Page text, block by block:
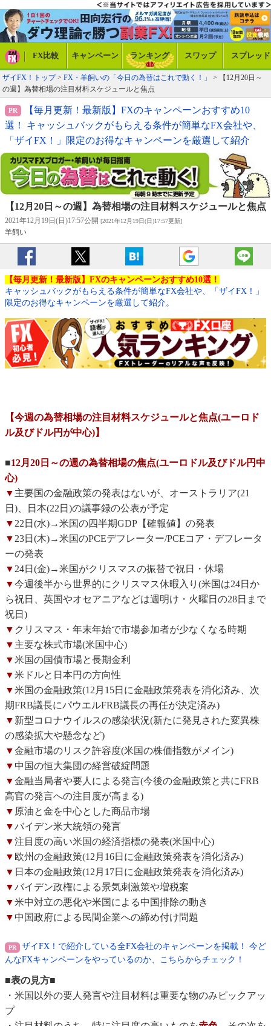
FX比較 キャンペーン ランキング スワップ スプレッド
ザイFX！トップ> FX・羊飼いの「今日の為替はこれで動く！」
> 【12月20日～
の週】為替相場の注目材料スケジュールと焦点
【毎月更新！最新版】FXのキャンペーンおすすめ10
選！ キャッシュバックがもらえる条件が簡単なFX会社や、
「ザイFX！」限定のお得なキャンペーンを厳選して紹介
【12月20日～の週】為替相場の注目材料スケジュールと焦点
2021年12月19日(日)17:57公開 [2021年12月19日(日)17:57更新]
羊飼い
【毎月更新！最新版】FXのキャンペーンおすすめ10選！
キャッシュバックがもらえる条件が簡単なFX会社や、「ザイFX！」
限定のお得なキャンペーンを厳選して紹介。
【今週の為替相場の注目材料スケジュールと焦点(ユーロド
ル及びドル円が中心)】
■12月20日～の週の為替相場の焦点(ユーロドル及びドル円中
心)
▼ 主要国の金融政策の発表はないが、オーストラリア(21
日)、日本(22日)の議事録の公表が予定
▼22日(水)→米国の四半期GDP【確報値】の発表
▼23日(木)→米国のPCEデフレーター/PCEコア・デフレータ
ーの発表
▼24日(金)→米国がクリスマスの振替で祝日・休場
▼今週後半から世界的にクリスマス休暇入り(米国は24日か
ら祝日、英国やオセアニアなどは週明け・火曜日の28日まで
祝日)
▼ クリスマス・年末年始で市場参加者が少なくなる時期
▼ 主要な株式市場(米国中心)
▼米国の国債市場と長期金利
▼米ドルと日本円の方向性
▼米国の金融政策(12月15日に金融政策発表を消化済み、次
期FRB議長にパウエルFRB議長の再任が決定済み)
▼ 新型コロナウイルスの感染状況(新たに発見された変異株
の感染拡大や懸念など)
▼金融市場のリスク許容度(米国の株価指数がメイン)
▼ 中国の恒大集団の経営破綻問題
▼金融当局者や要人による発言(今後の金融政策と共にFRB
高官の発言への注目度が高まる)
▼ 原油と金を中心とした商品市場
▼バイデン米大統領の発言
▼注目度の高い米国の経済指標の発表(米国中心)
▼ 欧州の金融政策(12月16日に金融政策発表を消化済み)
▼ 日本の金融政策(12月17日に金融政策発表を消化済み)
▼バイデン政権による景気刺激策や増税案
▼米中対立の悪化や米国による中国排除の動き
▼ 中国政府による民間企業への締め付け問題
ザイFX！で紹介している全FX会社のキャンペーンを掲載！ 今ど
んなFXキャンペーンをやっているのか、こちらからチェック！
■表の見方■
・米国以外の要人発言や注目材料は重要な物のみピックアッ
プ